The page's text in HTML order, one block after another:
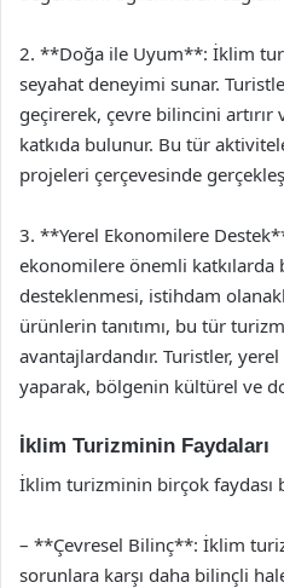
2. **Doğa ile Uyum**: İklim
seyahat deneyimi sunar.
geçirerek, çevre bilincini artırır
katkıda bulunur. Bu tür
projeleri çerçevesinde
3. **Yerel Ekonomilere
ekonomilere önemli katkılarda
desteklenmesi, istihdam
ürünlerin tanıtımı, bu tür
avantajlardandır. Turistler,
yaparak, bölgenin kültürel ve
İklim Turizminin Faydaları
İklim turizminin birçok faydası
– **Çevresel Bilinç**: İklim
sorunlara karşı daha bilinçli